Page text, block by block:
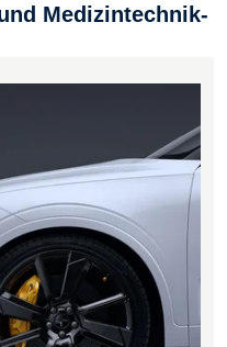
Medizintechnik-